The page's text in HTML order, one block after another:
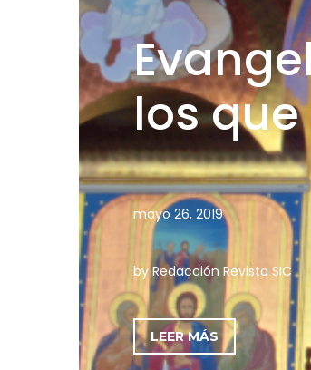
los
mayo 26, 2019
by Redacción Revista SIC
LEER MÁS